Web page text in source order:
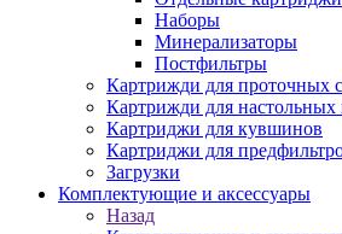
Наборы
Минерализаторы
Постфильтры
Картрижди для проточных
Картрижди для настольных
Картриджи для кувшинов
Картриджи для
Загрузки
Комплектующие и аксессуары
Назад